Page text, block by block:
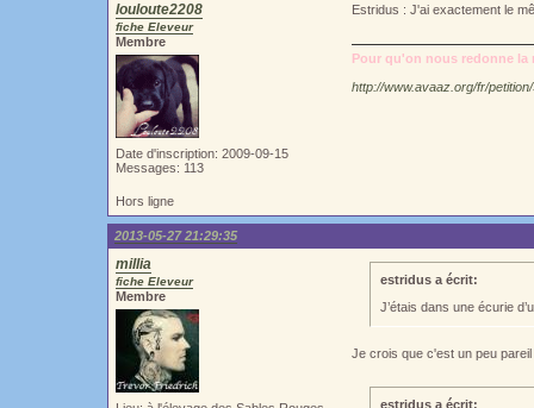
louloute2208
fiche Eleveur
Membre
Date d'inscription: 2009-09-15
Messages: 113
Estridus : J'ai exactement le
Pour qu'on nous redonne la
http://www.avaaz.org/fr/
Hors ligne
2013-05-27 21:29:35
millia
fiche Eleveur
Membre
estridus a écrit:
J’étais dans une écurie
Je crois que c'est un peu
estridus a écrit: